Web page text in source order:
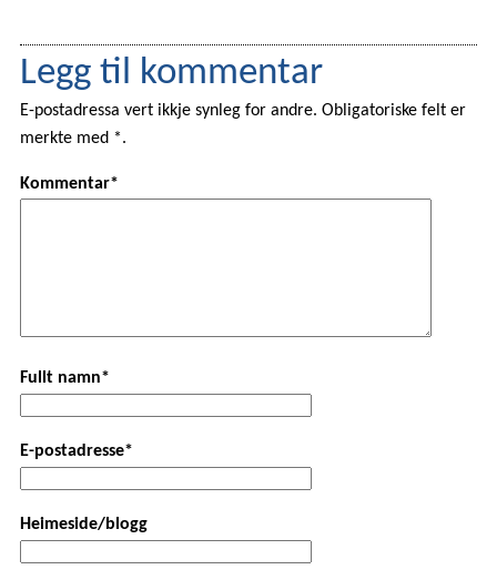
Legg til kommentar
E-postadressa vert ikkje synleg for andre. Obligatoriske felt er
merkte med *.
Kommentar*
Fullt namn*
E-postadresse*
Heimeside/blogg